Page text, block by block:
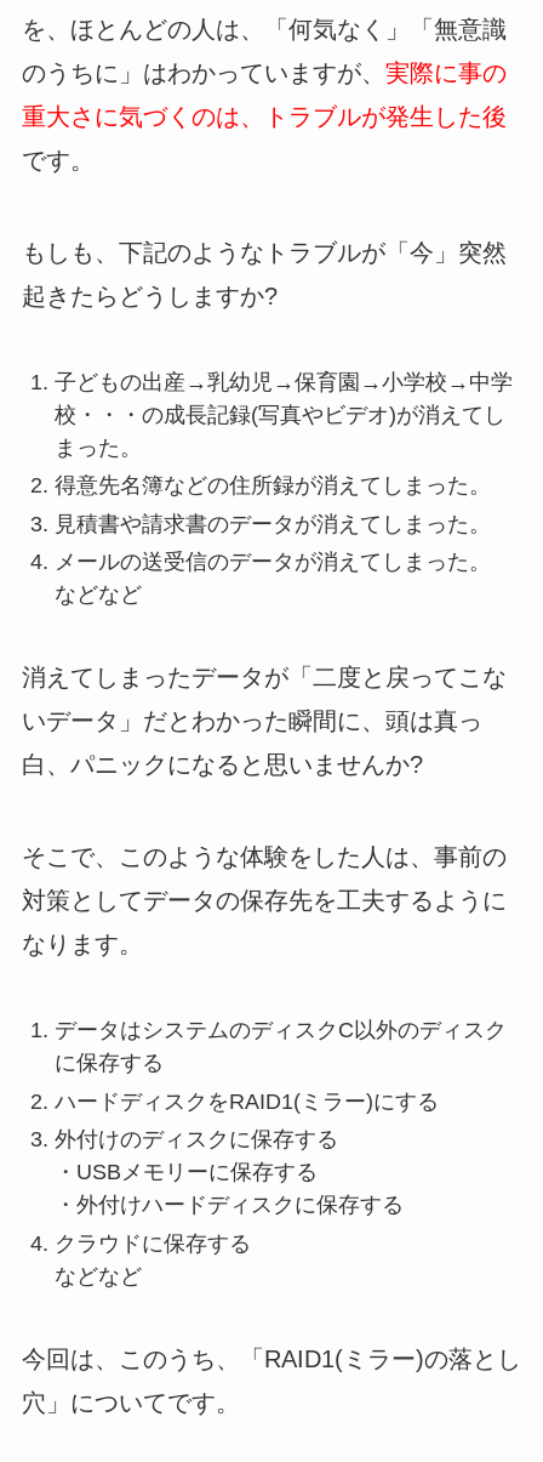
を、ほとんどの人は、「何気なく」「無意識
のうちに」はわかっていますが、 実際に事の
重大さに気づくのは、トラブルが発生した後
です。
もしも、下記のようなトラブルが「今」突然
起きたらどうしますか?
子どもの出産→乳幼児→保育園→小学校→中学
校・・・の成長記録(写真やビデオ)が消えてし
まった。
得意先名簿などの住所録が消えてしまった。
見積書や請求書のデータが消えてしまった。
メールの送受信のデータが消えてしまった。
などなど
消えてしまったデータが「二度と戻ってこな
いデータ」だとわかった瞬間に、頭は真っ
白、パニックになると思いませんか?
そこで、このような体験をした人は、事前の
対策としてデータの保存先を工夫するように
なります。
データはシステムのディスクC以外のディスク
に保存する
ハードディスクをRAID1(ミラー)にする
外付けのディスクに保存する
・USBメモリーに保存する
・外付けハードディスクに保存する
クラウドに保存する
などなど
今回は、このうち、「RAID1(ミラー)の落とし
穴」についてです。